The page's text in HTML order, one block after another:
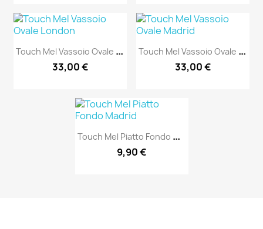
T
Ouch Mel Vassoio Ovale London
33,00 €
T
Ouch Mel Vassoio Ovale Madrid
33,00 €
T
Ouch Mel Piatto Fondo Madrid
9,90 €